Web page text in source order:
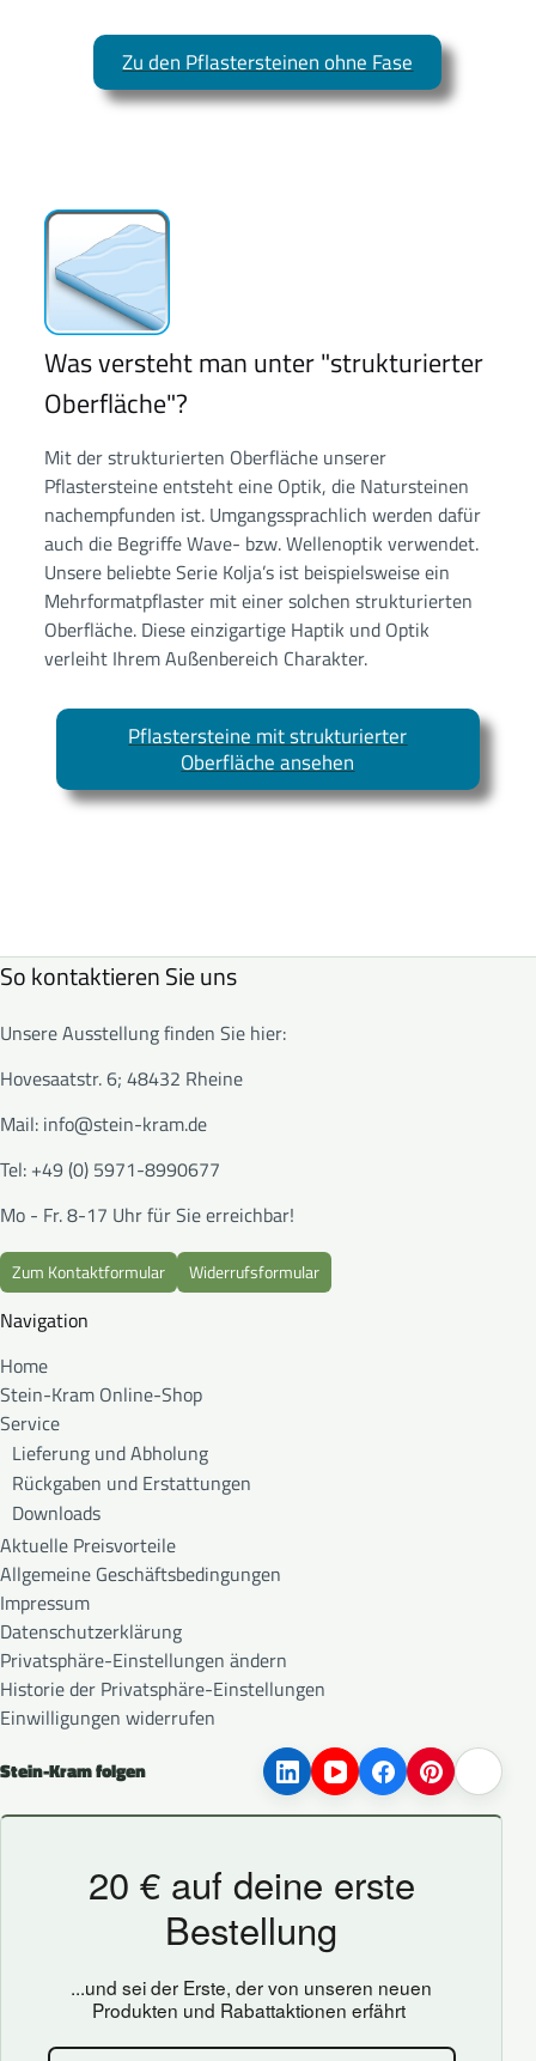
Zu den Pflastersteinen ohne Fase
Was versteht man unter "strukturierter
Oberfläche"?
Mit der strukturierten Oberfläche unserer
Pflastersteine entsteht eine Optik, die Natursteinen
nachempfunden ist. Umgangssprachlich werden dafür
auch die Begriffe Wave- bzw. Wellenoptik verwendet.
Unsere beliebte Serie Kolja’s ist beispielsweise ein
Mehrformatpflaster mit einer solchen strukturierten
Oberfläche. Diese einzigartige Haptik und Optik
verleiht Ihrem Außenbereich Charakter.
Pflastersteine mit strukturierter
Oberfläche ansehen
So kontaktieren Sie uns
Unsere Ausstellung finden Sie hier:
Hovesaatstr. 6; 48432 Rheine
Mail: info@stein-kram.de
Tel: +49 (0) 5971-8990677
Mo - Fr. 8-17 Uhr für Sie erreichbar!
Zum Kontaktformular Widerrufsformular
Navigation
Home
Stein-Kram Online-Shop
Service
Lieferung und Abholung
Rückgaben und Erstattungen
Downloads
Aktuelle Preisvorteile
Allgemeine Geschäftsbedingungen
Impressum
Datenschutzerklärung
Privatsphäre-Einstellungen ändern
Historie der Privatsphäre-Einstellungen
Einwilligungen widerrufen
Stein-Kram folgen